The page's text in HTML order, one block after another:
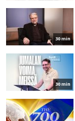
30 min
30 min